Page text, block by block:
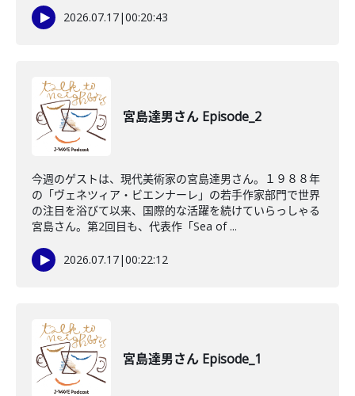
2026.07.17|00:20:43
宮島達男さん Episode_2
今週のゲストは、現代美術家の宮島達男さん。１９８８年
の「ヴェネツィア・ビエンナーレ」の若手作家部門で世界
の注目を浴びて以来、国際的な活躍を続けていらっしゃる
宮島さん。第2回目も、代表作「Sea of ...
2026.07.17|00:22:12
宮島達男さん Episode_1